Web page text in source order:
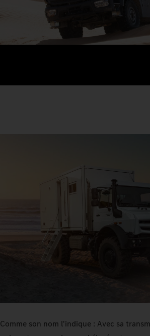
Comme son nom l'indique : Avec sa